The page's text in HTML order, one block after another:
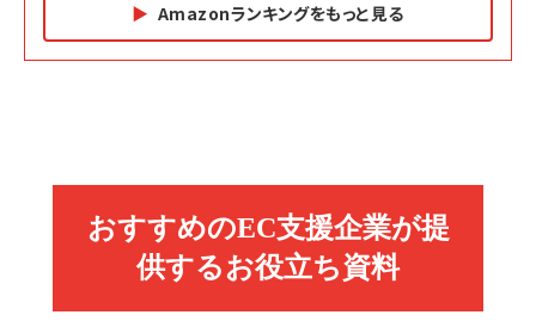
Amazonランキングをもっと見る
副業
￥1,870
小さな会社は戦略が9割
カラダ2026／宮舘涼太]
￥880
anan(アンアン)2026/06/24号 No.2500増刊
スペシャルエディション[王道エンタメの矜持／
BTS]
イシューからはじめよ［改訂版］――知的生産の「シンプ
ルな本質」
￥2,200